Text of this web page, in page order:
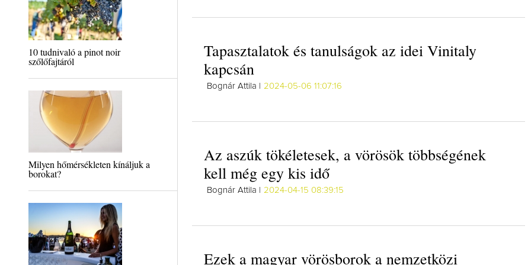
10 tudnivaló a pinot noir
szőlőfajtáról
Milyen hőmérsékleten kínáljuk a
borokat?
Tapasztalatok és tanulságok az idei Vinitaly
kapcsán
Bognár Attila | 2024-05-06 11:07:16
Az aszúk tökéletesek, a vörösök többségének
kell még egy kis idő
Bognár Attila | 2024-04-15 08:39:15
Ezek a magyar vörösborok a nemzetközi